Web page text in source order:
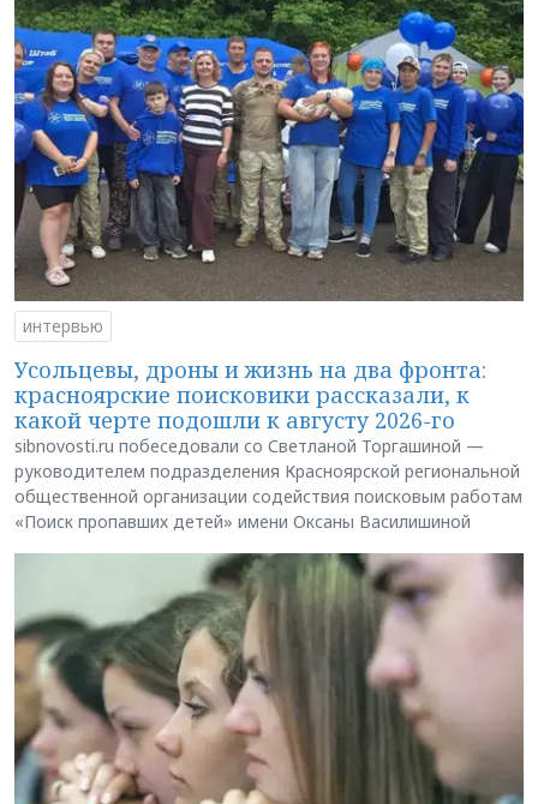
интервью
Усольцевы, дроны и жизнь на два фронта:
красноярские поисковики рассказали, к
какой черте подошли к августу 2026-го
sibnovosti.ru побеседовали со Светланой Торгашиной —
руководителем подразделения Красноярской региональной
общественной организации содействия поисковым работам
«Поиск пропавших детей» имени Оксаны Василишиной